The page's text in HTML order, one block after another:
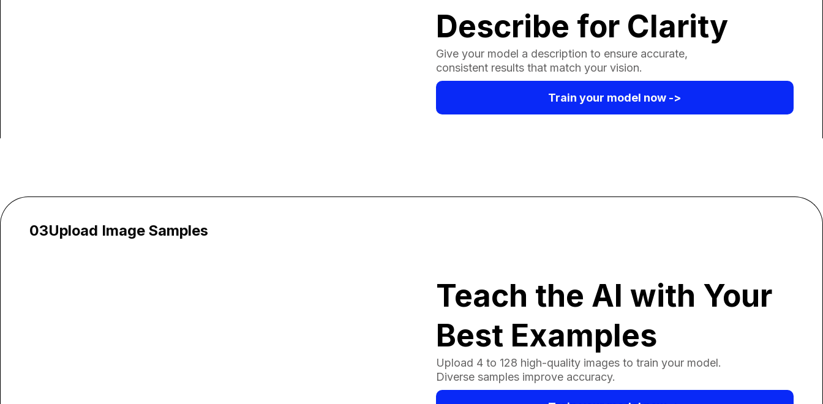
Describe for Clarity
Give your model a description to ensure accurate,
consistent results that match your vision.
Train your model now ->
03Upload Image Samples
Teach the AI with Your
Best Examples
Upload 4 to 128 high-quality images to train your model.
Diverse samples improve accuracy.